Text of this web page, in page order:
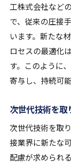
工株式会社など
で、従来の圧接
います。新たな
ロセスの最適化
す。このように
寄与し、持続可
次世代技術を
次世代技術を取
接業界に新たな
配慮が求められ